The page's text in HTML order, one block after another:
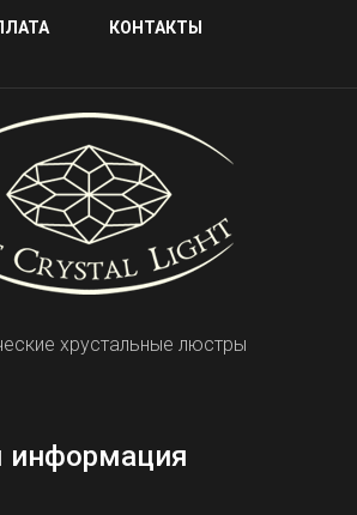
КОНТАКТЫ
хрустальные люстры
информация